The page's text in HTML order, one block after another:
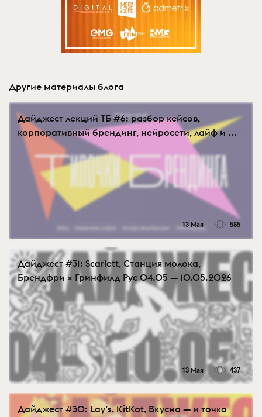
Другие материалы блога
Дайджест лекций ТБ #6: разбор кейсов,
корпоративный брендинг, нейросети, лайф и ...
13 Мая 585
Дайджест #31: Scarlett, Станция молока,
Брендфри × Гринфилд Рус 04.05 — 10.05.2026
13 Мая 437
Дайджест #30: Lay’s, KitKat, Вкусно — и точка